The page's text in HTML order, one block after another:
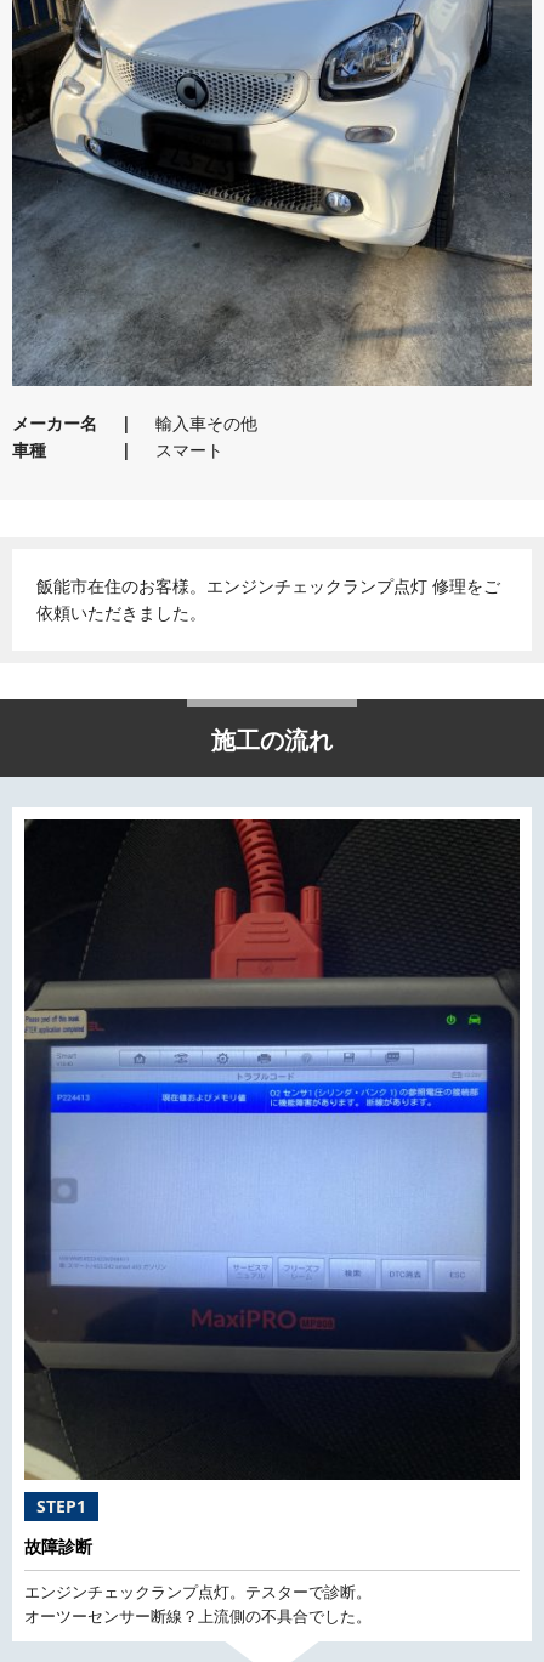
メーカー名
輸入車その他
車種
スマート
飯能市在住のお客様。エンジンチェックランプ点灯 修理をご
依頼いただきました。
施工の流れ
STEP1
故障診断
エンジンチェックランプ点灯。テスターで診断。
オーツーセンサー断線？上流側の不具合でした。